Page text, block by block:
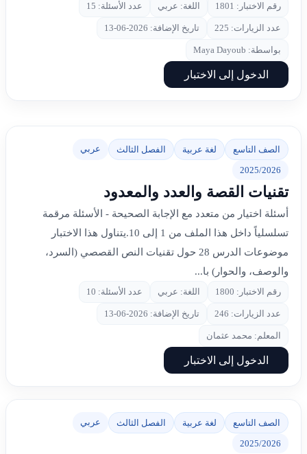
رقم الاختبار: 1801 اللغة: عربي عدد الأسئلة: 15
عدد الزيارات: 225 تاريخ الإضافة: 2026-06-13
بواسطة: Maya Dayoub
الدخول إلى الاختبار
الصف التاسع لغة عربية الفصل الثالث عربي
2025/2026
تقنيات القصة والعدد والمعدود
أسئلة اختيار من متعدد مع الإجابة الصحيحة - الأسئلة مرقمة
تسلسلياً داخل هذا الملف من 1 إلى 10.يتناول هذا الاختبار
موضوعات الدرس 28 حول تقنيات النص القصصي (السرد،
والوصف، والحوار) با...
رقم الاختبار: 1800 اللغة: عربي عدد الأسئلة: 10
عدد الزيارات: 246 تاريخ الإضافة: 2026-06-13
المعلم: محمد عثمان
الدخول إلى الاختبار
الصف التاسع لغة عربية الفصل الثالث عربي
2025/2026